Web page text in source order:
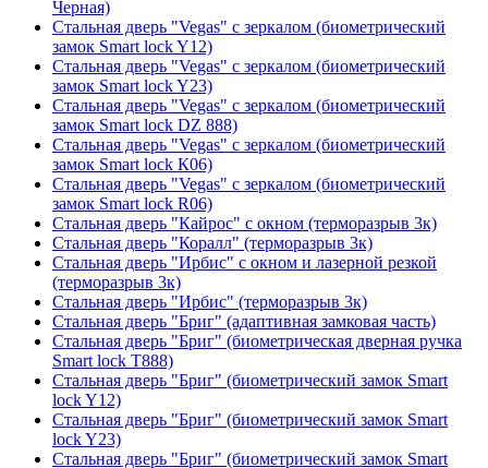
Черная)
Стальная дверь "Vegas" с зеркалом (биометрический
замок Smart lock Y12)
Стальная дверь "Vegas" с зеркалом (биометрический
замок Smart lock Y23)
Стальная дверь "Vegas" с зеркалом (биометрический
замок Smart lock DZ 888)
Стальная дверь "Vegas" с зеркалом (биометрический
замок Smart lock К06)
Стальная дверь "Vegas" с зеркалом (биометрический
замок Smart lock R06)
Стальная дверь "Кайрос" с окном (терморазрыв 3к)
Стальная дверь "Коралл" (терморазрыв 3к)
Стальная дверь "Ирбис" с окном и лазерной резкой
(терморазрыв 3к)
Стальная дверь "Ирбис" (терморазрыв 3к)
Стальная дверь "Бриг" (адаптивная замковая часть)
Стальная дверь "Бриг" (биометрическая дверная ручка
Smart lock T888)
Стальная дверь "Бриг" (биометрический замок Smart
lock Y12)
Стальная дверь "Бриг" (биометрический замок Smart
lock Y23)
Стальная дверь "Бриг" (биометрический замок Smart